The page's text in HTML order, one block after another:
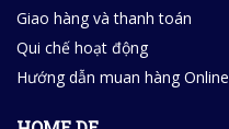
Giao hàng và thanh toán
Qui chế hoạt động
Hướng dẫn muan hàng Online